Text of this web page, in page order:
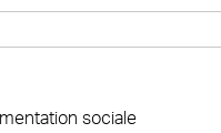
sociale